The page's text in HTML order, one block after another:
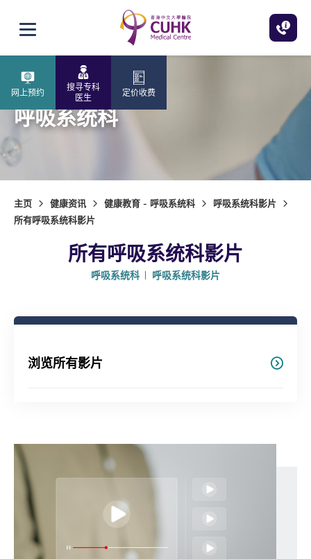
打开选单
网上预约
搜寻专科
医生
定价收费
呼吸系统科
主页 健康资讯 健康教育 - 呼吸系统科
呼吸系统科影片
所有呼吸系统科影片
所有呼吸系统科影片
呼吸系统科 呼吸系统科影片
浏览所有影片